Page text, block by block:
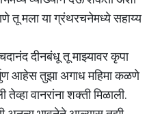
तू मला या ग्रंथरचनेमध्ये सहाय्य
दीनबंधू तू माझ्यावर कृपा
आहेस तुझा अगाध महिमा कळणे
वानरांना शक्ती मिळाली.